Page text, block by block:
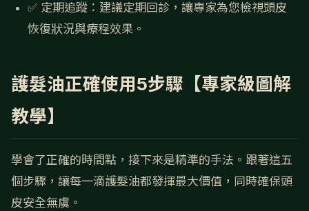
✅ 定期追蹤：建議定期回診，讓專家為您檢視頭皮
恢復狀況與療程效果。
護髮油正確使用5步驟【專家級圖解
教學】
學會了正確的時間點，接下來是精準的手法。跟著這五
個步驟，讓每一滴護髮油都發揮最大價值，同時確保頭
皮安全無虞。